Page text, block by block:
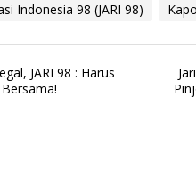
Indonesia 98 (JARI 98)
JARI 98 : Harus